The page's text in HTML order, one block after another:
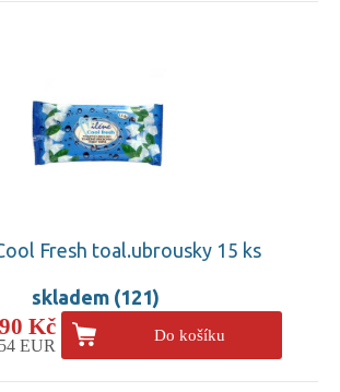
Fresh toal.ubrousky 15 ks
skladem (121)
Kč
EUR
Do košíku